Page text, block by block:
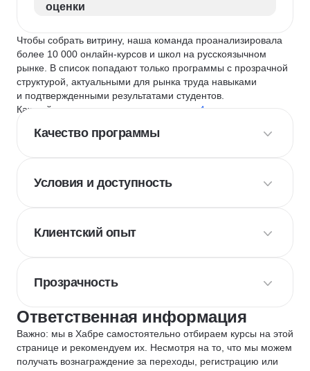
оценки
Чтобы собрать витрину, наша команда проанализировала
более 10 000 онлайн-курсов и школ на русскоязычном
рынке. В список попадают только программы с прозрачной
структурой, актуальными для рынка труда навыками
и подтвержденными результатами студентов.
Каждый курс и школу мы оцениваем по
4 критериям
Качество программы
Условия и доступность
Клиентский опыт
Прозрачность
Ответственная информация
Важно: мы в Хабре самостоятельно отбираем курсы на этой
странице и рекомендуем их. Несмотря на то, что мы можем
получать вознаграждение за переходы, регистрацию или